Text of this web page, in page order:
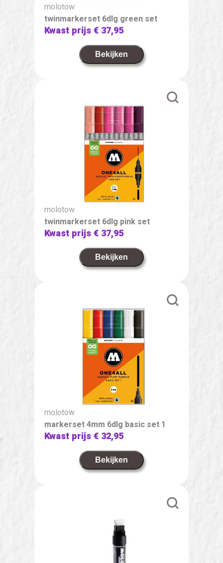
molotow
twinmarkerset 6dlg green set
Kwast prijs€ 37,95
Bekijken
molotow
twinmarkerset 6dlg pink set
Kwast prijs€ 37,95
Bekijken
molotow
markerset 4mm 6dlg basic set 1
Kwast prijs€ 32,95
Bekijken